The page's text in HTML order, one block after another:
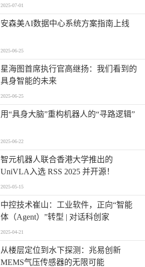
2025-07-01
安森美AI数据中心系统方案指南上线
2025-06-25
星海图首席执行官高继扬：我们看到的
具身智能的未来
2025-06-25
用“具身大脑”重构机器人的“寻路逻辑”
2025-06-22
智元机器人联合香港大学推出的
UniVLA入选 RSS 2025 并开源！
2025-05-15
中控技术崔山：工业软件，正向“智能
体（Agent）”转型 | 对话科创家
2025-04-21
从楼层定位到水下探测：兆易创新
MEMS气压传感器的无限可能